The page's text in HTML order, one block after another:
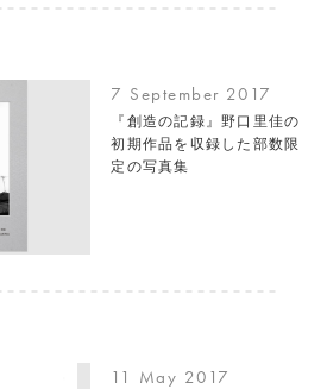
7 September 2017
『創造の記録』野口里佳の
初期作品を収録した部数限
定の写真集
11 May 2017